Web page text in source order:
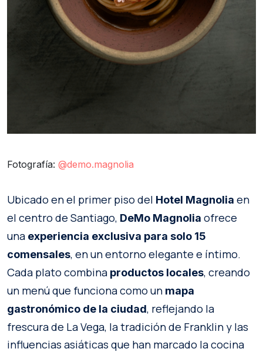
Fotografía: @demo.magnolia
Ubicado en el primer piso del Hotel Magnolia en
el centro de Santiago, DeMo Magnolia ofrece
una experiencia exclusiva para solo 15
comensales, en un entorno elegante e íntimo.
Cada plato combina productos locales, creando
un menú que funciona como un mapa
gastronómico de la ciudad, reflejando la
frescura de La Vega, la tradición de Franklin y las
influencias asiáticas que han marcado la cocina